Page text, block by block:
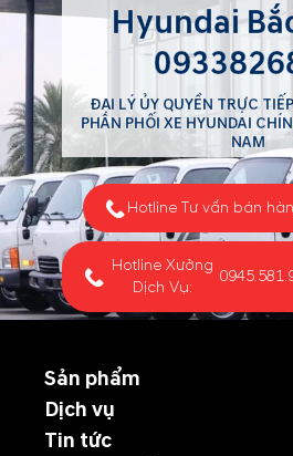
Hyundai
ĐẠI LÝ ỦY QUYỀN TRỰC
PHÂN PHỐI XE HYUNDAI
NAM
Hotline Tư vấn bán
Hotline Xưởng
Dịch Vụ:
Sản phẩm
Dịch vụ
Tin tức